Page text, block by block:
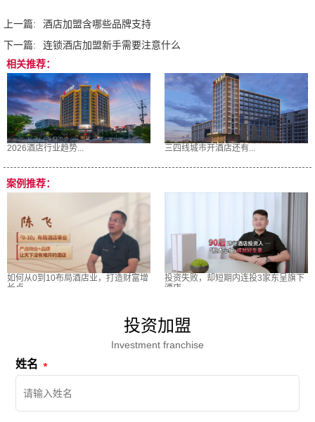
上一篇:
酒店加盟含哪些品牌支持
下一篇:
连锁酒店加盟新手需要注意什么
相关推荐：
2026酒店行业趋势... 三四线城市开酒店还有...
案例推荐：
如何从0到10布局酒店业，打造财富增
长点
投资失败，却短期内连投3家东呈旗下
酒店
投资加盟
Investment franchise
姓名